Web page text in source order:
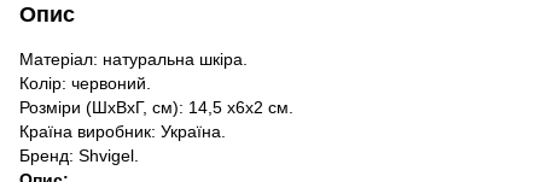
Опис
Матеріал: натуральна шкіра.
Колір: червоний.
Розміри (ШхВхГ, см): 14,5 х6х2 см.
Країна виробник: Україна.
Бренд: Shvigel.